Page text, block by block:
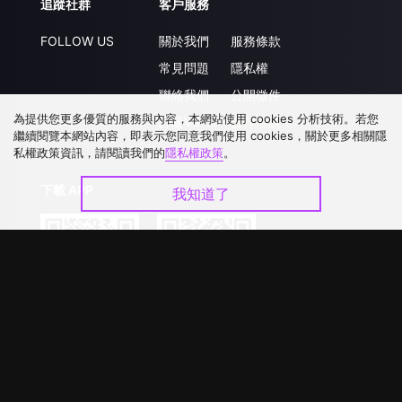
追蹤社群
FOLLOW US
客戶服務
關於我們
常見問題
聯絡我們
升級VIP
服務條款
隱私權
公開徵件
合作洽談
為提供您更多優質的服務與內容，本網站使用 cookies 分析技術。若您
繼續閱覽本網站內容，即表示您同意我們使用 cookies，關於更多相關隱
私權政策資訊，請閱讀我們的隱私權政策。
我知道了